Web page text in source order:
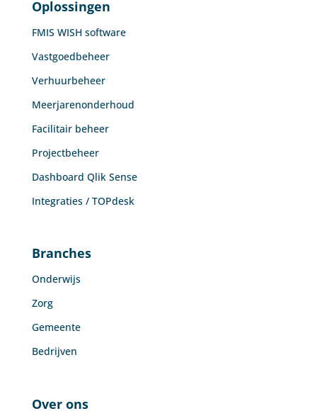
Oplossingen
FMIS WISH software
Vastgoedbeheer
Verhuurbeheer
Meerjarenonderhoud
Facilitair beheer
Projectbeheer
Dashboard Qlik Sense
Integraties / TOPdesk
Branches
Onderwijs
Zorg
Gemeente
Bedrijven
Over ons